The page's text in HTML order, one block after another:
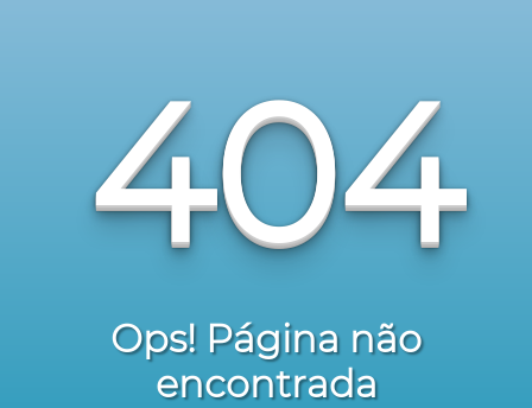
404
Ops! Página não
encontrada